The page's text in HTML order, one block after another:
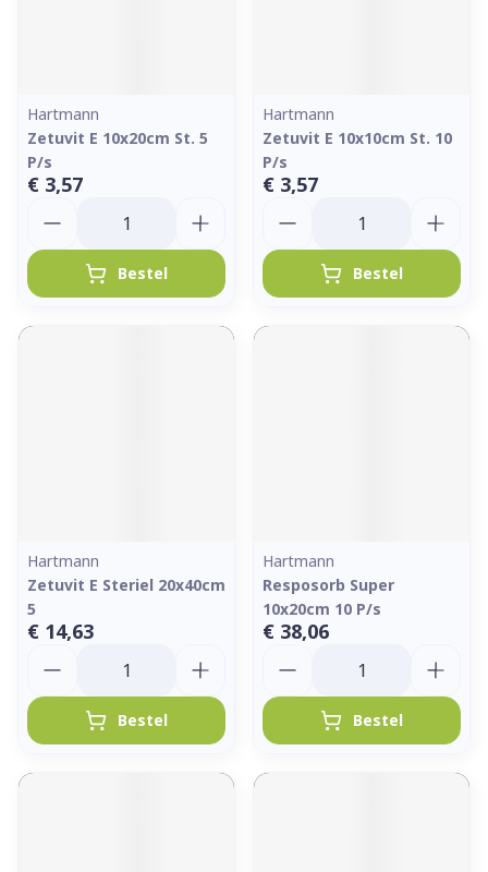
Hartmann
Zetuvit E 10x20cm St. 5
P/s
€ 3,57
Bestel
Hartmann
Zetuvit E 10x10cm St. 10
P/s
€ 3,57
Bestel
Hartmann
Zetuvit E Steriel 20x40cm
5
€ 14,63
Bestel
Hartmann
Resposorb Super
10x20cm 10 P/s
€ 38,06
Bestel